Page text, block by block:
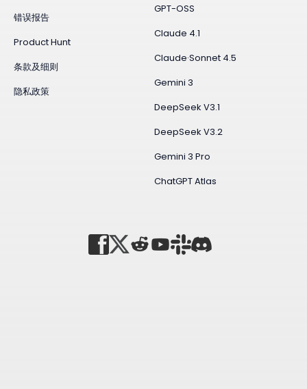
GPT-OSS
Claude 4.1
Claude·Sonnet 4.5
Gemini 3
DeepSeek V3.1
DeepSeek V3.2
Gemini 3 Pro
ChatGPT Atlas
错误报告
Product Hunt
条款及细则
隐私政策